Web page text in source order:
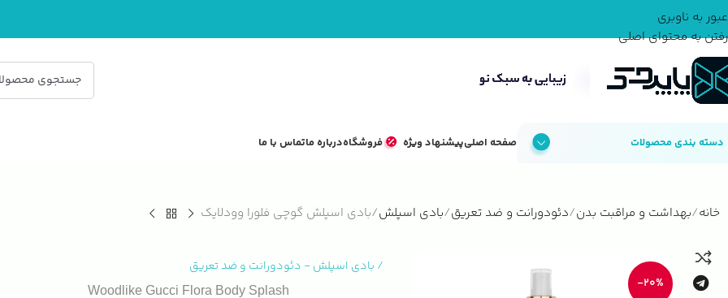
عبور به ناوبری
رفتن به محتوای اصلی
دسته بندی محصولات صفحه اصلیپیشنهاد ویژه فروشگاهدرباره ماتماس با ما
خانه بهداشت و مراقبت بدن دئودورانت و ضد تعریق بادی اسپلش بادی اسپلش گوچی فلورا وودلایک
-20%
/ بادی اسپلش- دئودورانت و ضد تعریق
Woodlike Gucci Flora Body Splash